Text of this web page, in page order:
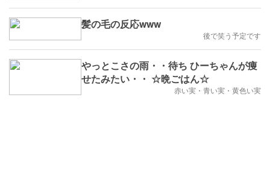
髪の毛の反応www
後で笑う予定です
やっとこさの雨・・待ち ひーちゃんが痩
せたみたい・・ ☆晩ごはん☆
赤い実・青い実・黄色い実